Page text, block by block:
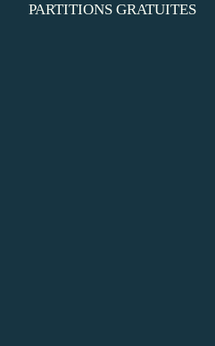
PARTITIONS GRATUITES